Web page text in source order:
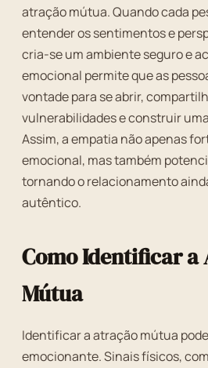
atração mútua. Quando cada
entender os sentimentos e
cria-se um ambiente seguro e
emocional permite que as
vontade para se abrir,
vulnerabilidades e construir
Assim, a empatia não apenas
emocional, mas também
tornando o relacionamento
autêntico.
Como Identificar a
Mútua
Identificar a atração mútua
emocionante. Sinais físicos,